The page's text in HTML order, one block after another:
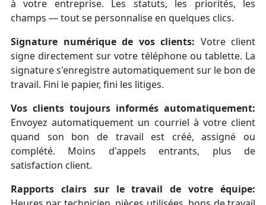
à votre entreprise. Les statuts, les priorités, les
champs — tout se personnalise en quelques clics.
Signature numérique de vos clients: Votre client
signe directement sur votre téléphone ou tablette. La
signature s'enregistre automatiquement sur le bon de
travail. Fini le papier, fini les litiges.
Vos clients toujours informés automatiquement:
Envoyez automatiquement un courriel à votre client
quand son bon de travail est créé, assigné ou
complété. Moins d'appels entrants, plus de
satisfaction client.
Rapports clairs sur le travail de votre équipe: